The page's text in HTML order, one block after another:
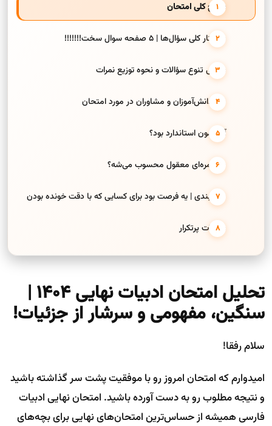
سطح کلی امتحان
ساختار کلی سؤال‌ها | 5 صفحه سوال سخت!!!!!!!
بررسی تنوع سؤالات و نحوه توزیع نمرات
نظر دانش‌آموزان و مشاوران در مورد امتحان
آیا آزمون استاندارد بود؟
چه نمره‌ای معقول محسوب می‌شه؟
جمع‌بندی | یه فرصت بود برای کسایی که با دقت خونده بودن
سوالات پرتکرار
تحلیل امتحان ادبیات نهایی ۱۴۰۴ |
سنگین، مفهومی و سرشار از جزئیات!
سلام رفقا!
امیدوارم که امتحان امروز رو با موفقیت پشت سر گذاشته باشید
و نتیجه مطلوب رو به دست آورده باشید. امتحان نهایی ادبیات
فارسی همیشه از حساس‌ترین امتحان‌های نهایی برای بچه‌های